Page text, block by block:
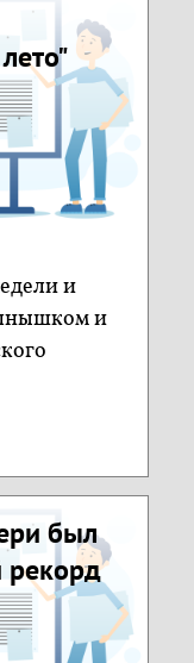
и
и
был
рекорд